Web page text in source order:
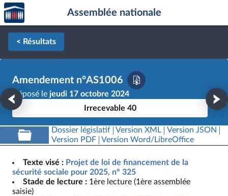
Aller au contenu
Aller en bas de la page
Accèder
à la
page
d'accueil
Assemblée nationale
< Résultats
Amendement n°AS1006
Déposé le jeudi 17 octobre 2024
Irrecevable 40
Dossier législatif Version XML
Version JSON
Version PDF
Version Word/LibreOffice
Texte visé : Projet de loi de financement de la
sécurité sociale pour 2025, n° 325
Stade de lecture : 1ère lecture (1ère assemblée
saisie)